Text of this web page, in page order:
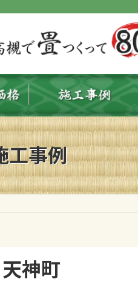
工事例
神町